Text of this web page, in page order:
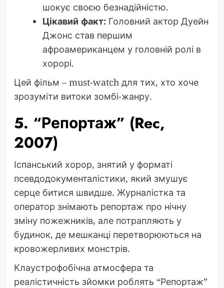
шокує своєю безнадійністю.
Цікавий факт:Головний актор Дуейн
Джонс став першим
афроамериканцем у головній ролі в
хорорі.
Цей фільм – must-watch для тих, хто хоче
зрозуміти витоки зомбі-жанру.
5. “Репортаж” (Rec,
2007)
Іспанський хорор, знятий у форматі
псевдодокументалістики, який змушує
серце битися швидше. Журналістка та
оператор знімають репортаж про нічну
зміну пожежників, але потрапляють у
будинок, де мешканці перетворюються на
кровожерливих монстрів.
Клаустрофобічна атмосфера та
реалістичність зйомки роблять “Репортаж”